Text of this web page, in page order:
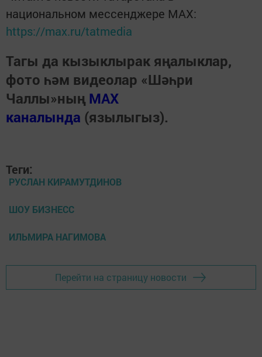
национальном мессенджере MАХ:
https://max.ru/tatmedia
Тагы да кызыклырак яңалыклар,
фото һәм видеолар «Шәһри
Чаллы»ның MAX
каналында (язылыгыз).
Теги:
РУСЛАН КИРАМУТДИНОВ
ШОУ БИЗНЕСС
ИЛЬМИРА НАГИМОВА
Перейти на страницу новости